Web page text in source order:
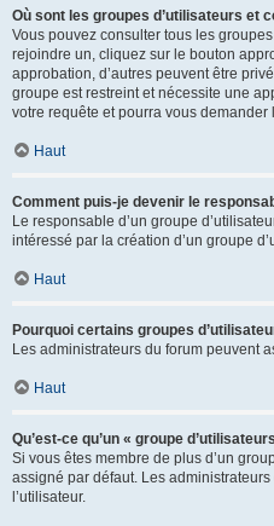
Où sont les groupes d’utilisateurs et
Vous pouvez consulter tous les
rejoindre un, cliquez sur le bouton
approbation, d’autres peuvent être
groupe est restreint et nécessite une
votre requête et pourra vous
Haut
Comment puis-je devenir le
Le responsable d’un groupe
intéressé par la création d’un groupe
Haut
Pourquoi certains groupes
Les administrateurs du forum peuvent
Haut
Qu’est-ce qu’un « groupe
Si vous êtes membre de plus d’un
assigné par défaut. Les
l’utilisateur.